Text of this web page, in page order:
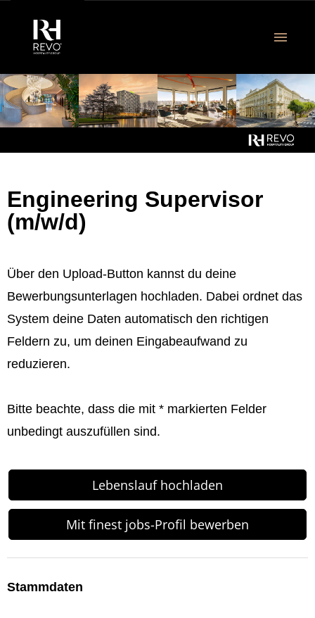
DE
Revo Jobangebote
Ausbildung & Studium
Über uns
FAQ
Engineering Supervisor
(m/w/d)
Über den Upload-Button kannst du deine
Bewerbungsunterlagen hochladen. Dabei ordnet das
System deine Daten automatisch den richtigen
Feldern zu, um deinen Eingabeaufwand zu
reduzieren.
Bitte beachte, dass die mit * markierten Felder
unbedingt auszufüllen sind.
Lebenslauf hochladen
Mit finest jobs-Profil bewerben
Stammdaten